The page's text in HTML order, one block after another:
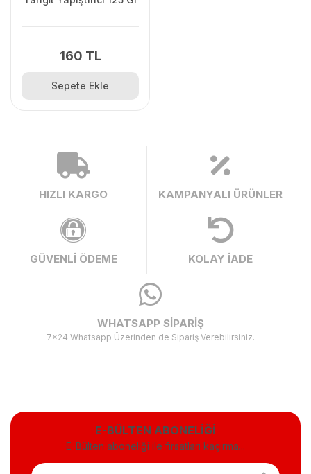
160 TL
Sepete Ekle
HIZLI KARGO KAMPANYALI ÜRÜNLER
GÜVENLİ ÖDEME KOLAY İADE
WHATSAPP SİPARİŞ
7x24 Whatsapp Üzerinden de Sipariş Verebilirsiniz.
E-BÜLTEN ABONELİĞİ
E-Bülten aboneliği ile fırsatları kaçırma...